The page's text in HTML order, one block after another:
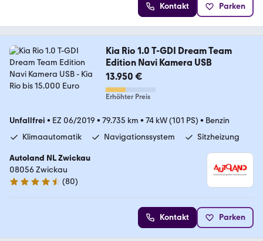
Kontakt Parken
Kia Rio 1.0 T-GDI Dream Team
Edition Navi Kamera USB
13.950 €
Erhöhter Preis
Unfallfrei • EZ 06/2019 • 79.735 km • 74 kW (101 PS) • Benzin
Klimaautomatik
Navigationssystem Sitzheizung
Autoland NL Zwickau
08056 Zwickau
4.6 Sterne
(80)
Kontakt Parken